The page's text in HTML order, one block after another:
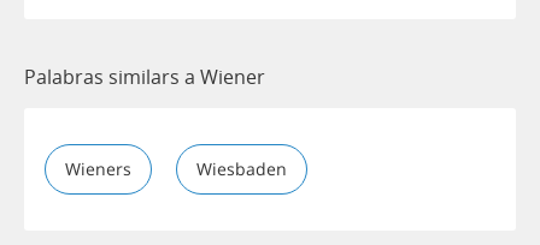
Palabras similars a Wiener
Wieners Wiesbaden